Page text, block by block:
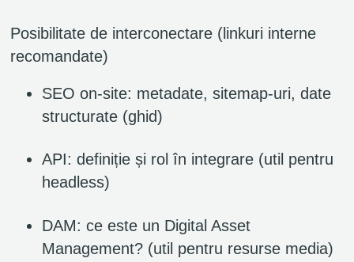
Posibilitate de interconectare (linkuri interne
recomandate)
SEO on-site: metadate, sitemap-uri, date
structurate (ghid)
API: definiție și rol în integrare (util pentru
headless)
DAM: ce este un Digital Asset
Management? (util pentru resurse media)